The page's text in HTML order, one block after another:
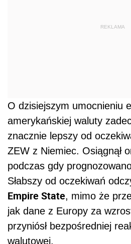
REKLAMA
O dzisiejszym umocnieniu
amerykańskiej waluty
znacznie lepszy od
ZEW z Niemiec. Osiągnął
podczas gdy
Słabszy od oczekiwań
Empire State, mimo że
jak dane z Europy za
przyniósł bezpośredniej
walutowej.